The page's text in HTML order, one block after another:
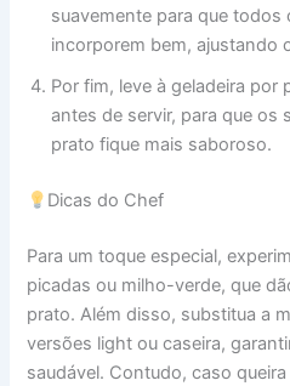
suavemente para que todos
incorporem bem, ajustando
Por fim, leve à geladeira por
antes de servir, para que os
prato fique mais saboroso.
Dicas do Chef
Para um toque especial,
picadas ou milho-verde, que
prato. Além disso, substitua a
versões light ou caseira,
saudável. Contudo, caso